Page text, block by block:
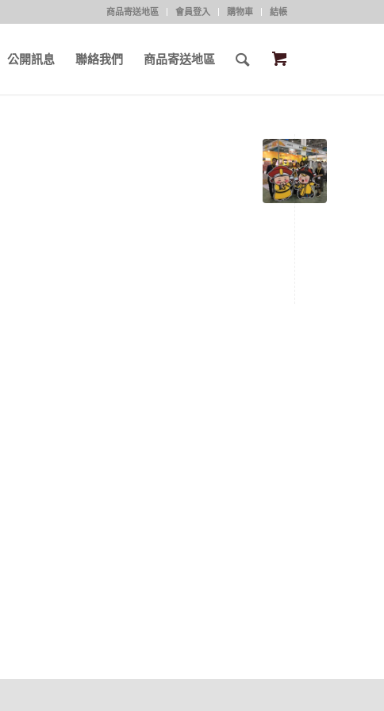
商品寄送地區 會員登入 購物車 結帳
公開訊息 聯絡我們 商品寄送地區